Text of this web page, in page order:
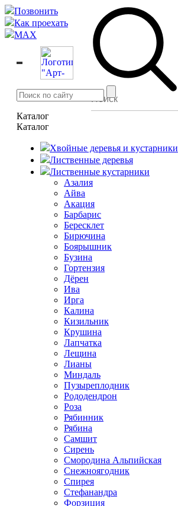
Позвонить
Как проехать
MAX
Каталог
Каталог
Хвойные деревья и кустарники
Лиственные деревья
Лиственные кустарники
Азалия
Айва
Акация
Барбарис
Бересклет
Бирючина
Боярышник
Бузина
Гортензия
Дёрен
Ива
Ирга
Калина
Кизильник
Крушина
Лапчатка
Лещина
Лианы
Миндаль
Пузыреплодник
Рододендрон
Роза
Рябинник
Рябина
Самшит
Сирень
Смородина Альпийская
Снежноягодник
Спирея
Стефанандра
Форзиция